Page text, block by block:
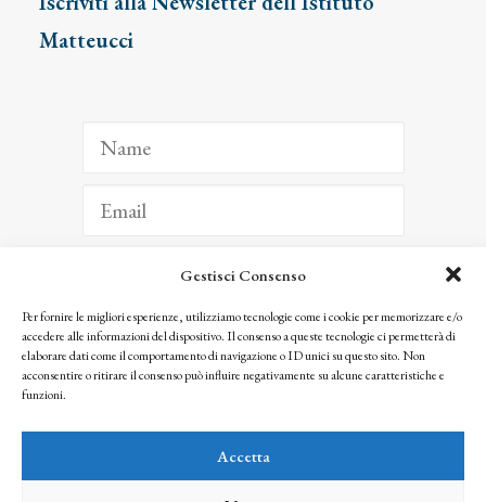
Gestisci Consenso
Per fornire le migliori esperienze, utilizziamo tecnologie come i cookie per memorizzare e/o
accedere alle informazioni del dispositivo. Il consenso a queste tecnologie ci permetterà di
elaborare dati come il comportamento di navigazione o ID unici su questo sito. Non
acconsentire o ritirare il consenso può influire negativamente su alcune caratteristiche e
funzioni.
Accetta
Matteucci
ISCRIVITI
Facendo clic per iscriverti, riconosci che le tue informazioni saranno trattate
seguendo la nostra Privacy Policy
© 2025 Istituto Matteucci. All right reserved
l’autorizzazione scritta dei proprietari dei diritti e dell’Istituto Matteucci